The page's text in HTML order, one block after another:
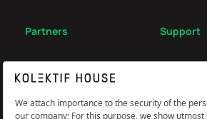
Partners Support